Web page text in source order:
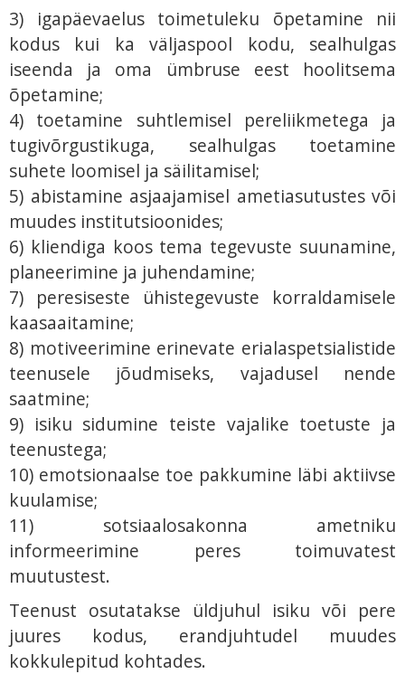
3) igapäevaelus toimetuleku õpetamine nii
kodus kui ka väljaspool kodu, sealhulgas
iseenda ja oma ümbruse eest hoolitsema
õpetamine;
4) toetamine suhtlemisel pereliikmetega ja
tugivõrgustikuga, sealhulgas toetamine
suhete loomisel ja säilitamisel;
5) abistamine asjaajamisel ametiasutustes või
muudes institutsioonides;
6) kliendiga koos tema tegevuste suunamine,
planeerimine ja juhendamine;
7) peresiseste ühistegevuste korraldamisele
kaasaaitamine;
8) motiveerimine erinevate erialaspetsialistide
teenusele jõudmiseks, vajadusel nende
saatmine;
9) isiku sidumine teiste vajalike toetuste ja
teenustega;
10) emotsionaalse toe pakkumine läbi aktiivse
kuulamise;
11) sotsiaalosakonna ametniku
informeerimine peres toimuvatest
muutustest.
Teenust osutatakse üldjuhul isiku või pere
juures kodus, erandjuhtudel muudes
kokkulepitud kohtades.